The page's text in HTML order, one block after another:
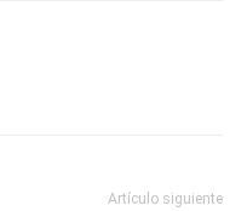
Artículo siguiente